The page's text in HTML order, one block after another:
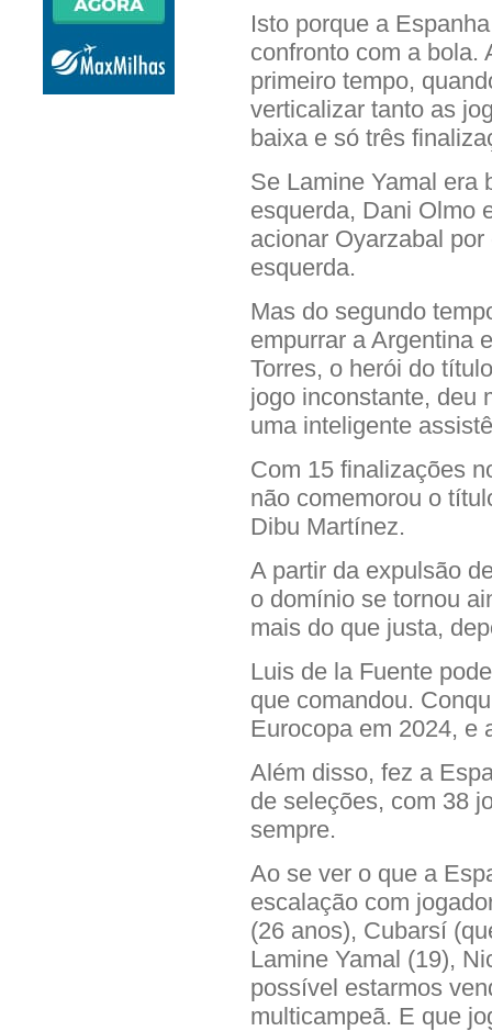
Isto porque a
confronto com a bola.
primeiro tempo,
verticalizar tanto as
baixa e só três
Se Lamine Yamal era
esquerda, Dani Olmo
acionar Oyarzabal
esquerda.
Mas do segundo
empurrar a Argentina
Torres, o herói do
jogo inconstante, deu
uma inteligente
Com 15 finalizações
não comemorou o
Dibu Martínez.
A partir da expulsão
o domínio se tornou
mais do que justa,
Luis de la Fuente
que comandou.
Eurocopa em 2024, e
Além disso, fez a
de seleções, com 38
sempre.
Ao se ver o que a
escalação com
(26 anos), Cubarsí
Lamine Yamal (19),
possível estarmos
multicampeã. E que